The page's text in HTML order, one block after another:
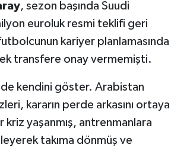
, sezon başında Suudi
euroluk resmi teklifi geri
kariyer planlamasında
transfere onay vermemişti.
kendini göster. Arabistan
kararın perde arkasını ortaya
kriz yaşanmış, antrenmanlara
takıma dönmüş ve